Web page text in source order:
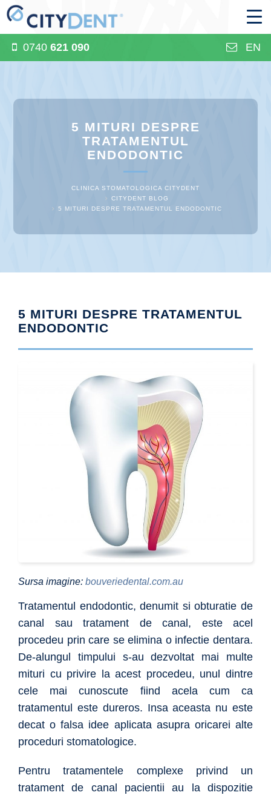
0740 621 090 EN
5 MITURI DESPRE
TRATAMENTUL
ENDODONTIC
CLINICA STOMATOLOGICA CITYDENT
CITYDENT BLOG
5 MITURI DESPRE TRATAMENTUL ENDODONTIC
5 MITURI DESPRE TRATAMENTUL
ENDODONTIC
Sursa imagine: bouveriedental.com.au
Tratamentul endodontic, denumit si obturatie de
canal sau tratament de canal, este acel
procedeu prin care se elimina o infectie dentara.
De-alungul timpului s-au dezvoltat mai multe
mituri cu privire la acest procedeu, unul dintre
cele mai cunoscute fiind acela cum ca
tratamentul este dureros. Insa aceasta nu este
decat o falsa idee aplicata asupra oricarei alte
proceduri stomatologice.
Pentru tratamentele complexe privind un
tratament de canal pacientii au la dispozitie